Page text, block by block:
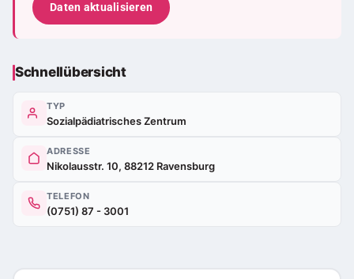
Daten aktualisieren
Schnellübersicht
TYP
Sozialpädiatrisches Zentrum
ADRESSE
Nikolausstr. 10, 88212 Ravensburg
TELEFON
(0751) 87 - 3001